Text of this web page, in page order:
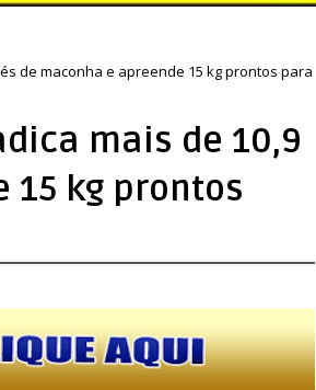
de maconha e apreende 15 kg prontos para
mais de 10,9
15 kg prontos